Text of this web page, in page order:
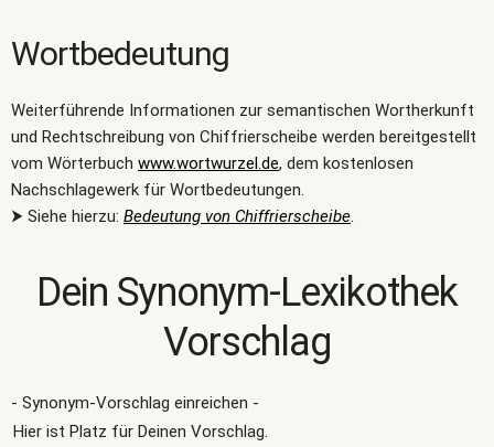
Wortbedeutung
Weiterführende Informationen zur semantischen Wortherkunft
und Rechtschreibung von Chiffrierscheibe werden bereitgestellt
vom Wörterbuch www.wortwurzel.de, dem kostenlosen
Nachschlagewerk für Wortbedeutungen.
⮞ Siehe hierzu: Bedeutung von Chiffrierscheibe.
Dein Synonym-Lexikothek
Vorschlag
- Synonym-Vorschlag einreichen -
Hier ist Platz für Deinen Vorschlag.